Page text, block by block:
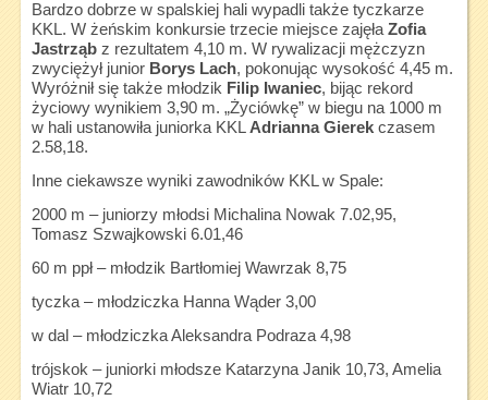
Bardzo dobrze w spalskiej hali wypadli także tyczkarze
KKL. W żeńskim konkursie trzecie miejsce zajęłaZofia
Jastrząbz rezultatem 4,10 m. W rywalizacji mężczyzn
zwyciężył junior Borys Lach, pokonując wysokość 4,45 m.
Wyróżnił się także młodzik Filip Iwaniec, bijąc rekord
życiowy wynikiem 3,90 m. „Życiówkę” w biegu na 1000 m
w hali ustanowiła juniorka KKLAdrianna Gierekczasem
2.58,18.
Inne ciekawsze wyniki zawodników KKL w Spale:
2000 m – juniorzy młodsi Michalina Nowak 7.02,95,
Tomasz Szwajkowski 6.01,46
60 m ppł – młodzik Bartłomiej Wawrzak 8,75
tyczka – młodziczka Hanna Wąder 3,00
w dal – młodziczka Aleksandra Podraza 4,98
trójskok – juniorki młodsze Katarzyna Janik 10,73, Amelia
Wiatr 10,72